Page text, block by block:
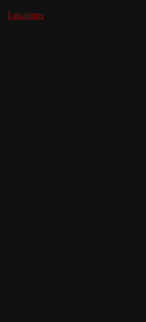
Locations